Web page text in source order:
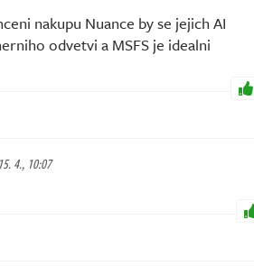
nakupu Nuance by se jejich AI
odvetvi a MSFS je idealni
4., 10:07